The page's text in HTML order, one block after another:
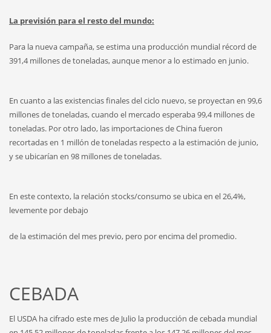
La previsión para el resto del mundo:
Para la nueva campaña, se estima una producción mundial récord de
391,4 millones de toneladas, aunque menor a lo estimado en junio.
En cuanto a las existencias finales del ciclo nuevo, se proyectan en 99,6
millones de toneladas, cuando el mercado esperaba 99,4 millones de
toneladas. Por otro lado, las importaciones de China fueron
recortadas en 1 millón de toneladas respecto a la estimación de junio,
y se ubicarían en 98 millones de toneladas.
En este contexto, la relación stocks/consumo se ubica en el 26,4%,
levemente por debajo
de la estimación del mes previo, pero por encima del promedio.
CEBADA
El USDA ha cifrado este mes de Julio la producción de cebada mundial